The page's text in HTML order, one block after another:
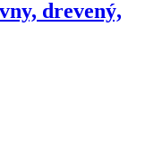
drevený,